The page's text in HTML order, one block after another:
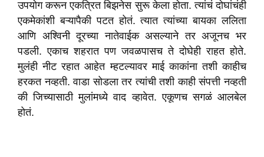
उपयोग करून एकत्रित बिझनेस सुरू केला होता. त्यांचं दोघांचंही
एकमेकांशी बऱ्यापैकी पटत होतं. त्यात त्यांच्या बायका ललिता
आणि अश्विनी दूरच्या नातेवाईक असल्याने तर अजूनच भर
पडली. एकाच शहरात पण जवळपासच ते दोघेही राहत होते.
मुलंही नीट रहात आहेत म्हटल्यावर माई काकांना तशी काहीच
हरकत नव्हती. वाडा सोडला तर त्यांची तशी काही संपत्ती नव्हती
की जिच्यासाठी मुलांमध्ये वाद व्हावेत. एकूणच सगळं आलबेल
होतं.